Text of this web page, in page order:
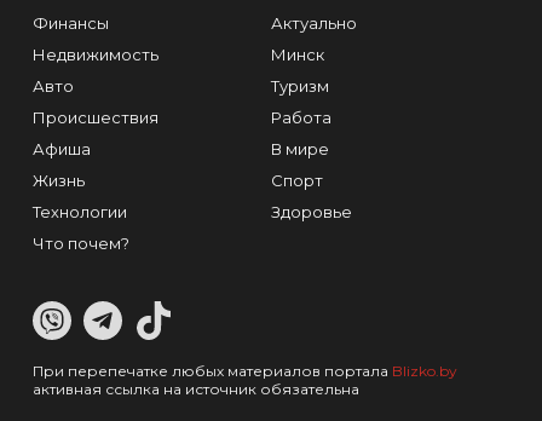
Финансы
Недвижимость
Авто
Происшествия
Афиша
Жизнь
Технологии
Что почем?
Актуально
Минск
Туризм
Работа
В мире
Спорт
Здоровье
При перепечатке любых материалов портала Blizko.by
активная ссылка на источник обязательна